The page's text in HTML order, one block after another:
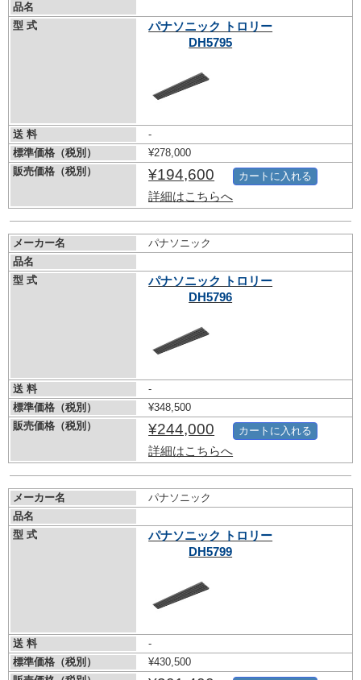
品名
型 式
パナソニック トロリー
DH5795
送 料
-
標準価格（税別）
¥278,000
販売価格（税別）
¥194,600
詳細はこちらへ
カートに入れる
メーカー名
パナソニック
品名
型 式
パナソニック トロリー
DH5796
送 料
-
標準価格（税別）
¥348,500
販売価格（税別）
¥244,000
詳細はこちらへ
カートに入れる
メーカー名
パナソニック
品名
型 式
パナソニック トロリー
DH5799
送 料
-
標準価格（税別）
¥430,500